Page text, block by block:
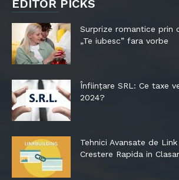
EDITOR PICKS
Surprize romantice prin
„Te iubesc” fara vorbe
Înființare SRL: Ce taxe
2024?
Tehnici Avansate de
Crestere Rapida in